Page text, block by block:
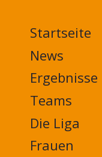
MAIN
NAVIGATION
FOOTER
Startseite
News
Ergebnisse
Teams
Die Liga
Frauen